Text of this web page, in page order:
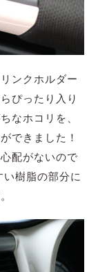
ンクホルダー
ぴったり入り
なホコリを、
できました！
配がないので
樹脂の部分に